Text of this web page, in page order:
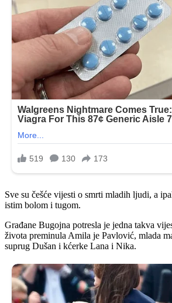
Sve su češće vijesti o smrti mladih ljudi, a
istim bolom i tugom.
Građane Bugojna potresla je jedna takva
života preminula Amila je Pavlović, mlada
suprug Dušan i kćerke Lana i Nika.